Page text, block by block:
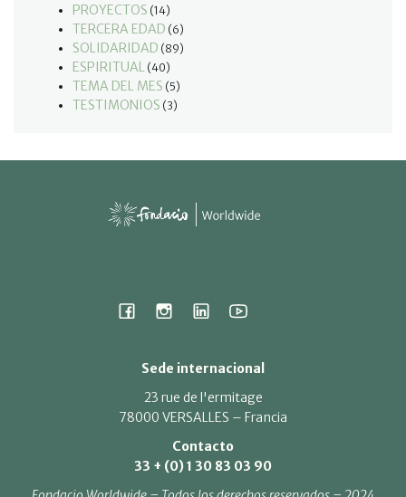
PROYECTOS (14)
TERCERA EDAD (6)
SOLIDARIDAD (89)
ESPIRITUAL (40)
TEMA DEL MES (5)
TESTIMONIOS (3)
Sede internacional
23 rue de l'ermitage
78000 VERSALLES – Francia
Contacto
33 + (0) 1 30 83 03 90